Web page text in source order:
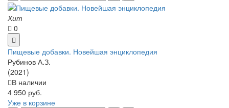
Хит
0
Пищевые добавки. Новейшая энциклопедия
Рубинов А.З.
(2021)
В наличии
4 950 руб.
Уже в корзине